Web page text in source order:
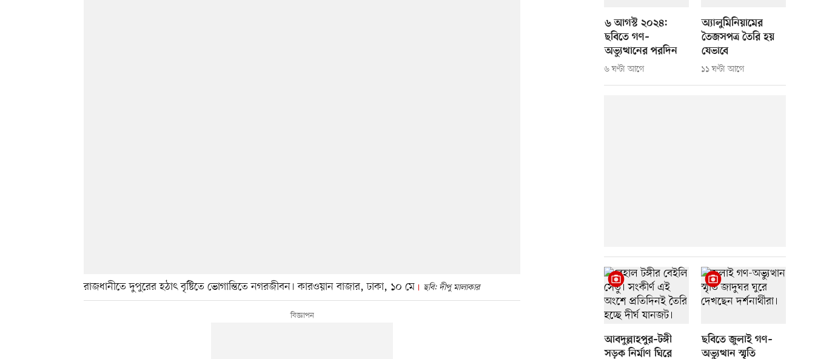
রাজধানীতে দুপুরের হঠাৎ বৃষ্টিতে ভোগান্তিতে নগরজীবন। কারওয়ান বাজার, ঢাকা, ১০ মে ছবি: দীপু মালাকার
৬ আগস্ট ২০২৪:
ছবিতে গণ–
অভ্যুত্থানের পরদিন
৬ ঘণ্টা আগে
অ্যালুমিনিয়ামের
তৈজসপত্র তৈরি হয়
যেভাবে
১১ ঘণ্টা আগে
আবদুল্লাহপুর–টঙ্গী
সড়ক নির্মাণ ঘিরে
ছবিতে জুলাই গণ–
অভ্যুত্থান স্মৃতি